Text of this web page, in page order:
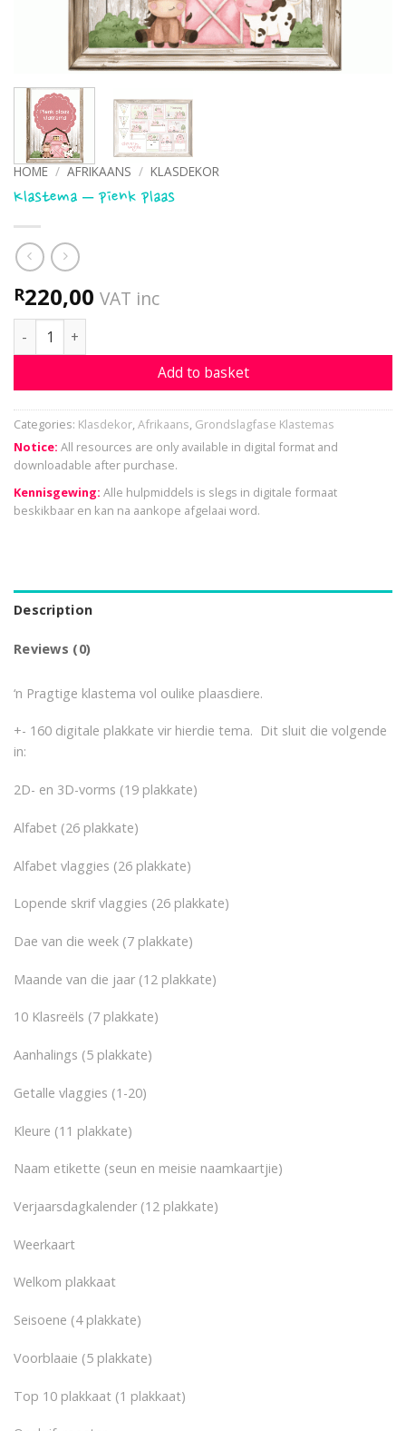
HOME / AFRIKAANS / KLASDEKOR
Klastema – pienk plaas
R220,00 VAT inc
Klastema - pienk plaas quantity
Add to basket
Categories: Klasdekor,Afrikaans, Grondslagfase Klastemas
Notice: All resources are only available in digital format and
downloadable after purchase.
Kennisgewing: Alle hulpmiddels is slegs in digitale formaat
beskikbaar en kan na aankope afgelaai word.
Description
Reviews (0)
‘n Pragtige klastema vol oulike plaasdiere.
+- 160 digitale plakkate vir hierdie tema. Dit sluit die volgende
in:
2D- en 3D-vorms (19 plakkate)
Alfabet (26 plakkate)
Alfabet vlaggies (26 plakkate)
Lopende skrif vlaggies (26 plakkate)
Dae van die week (7 plakkate)
Maande van die jaar (12 plakkate)
10 Klasreëls (7 plakkate)
Aanhalings (5 plakkate)
Getalle vlaggies (1-20)
Kleure (11 plakkate)
Naam etikette (seun en meisie naamkaartjie)
Verjaarsdagkalender (12 plakkate)
Weerkaart
Welkom plakkaat
Seisoene (4 plakkate)
Voorblaaie (5 plakkate)
Top 10 plakkaat (1 plakkaat)